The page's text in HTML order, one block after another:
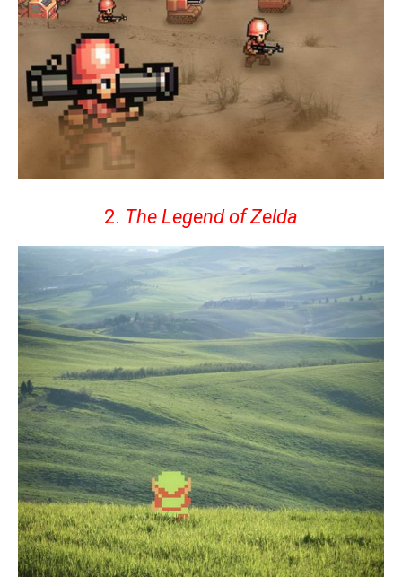
2. The Legend of Zelda